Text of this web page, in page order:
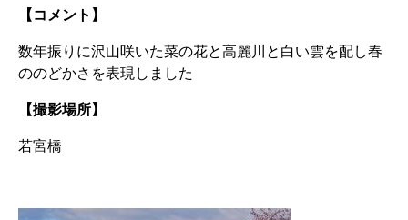
【コメント】
数年振りに沢山咲いた菜の花と高麗川と白い雲を配し春
ののどかさを表現しました
【撮影場所】
若宮橋